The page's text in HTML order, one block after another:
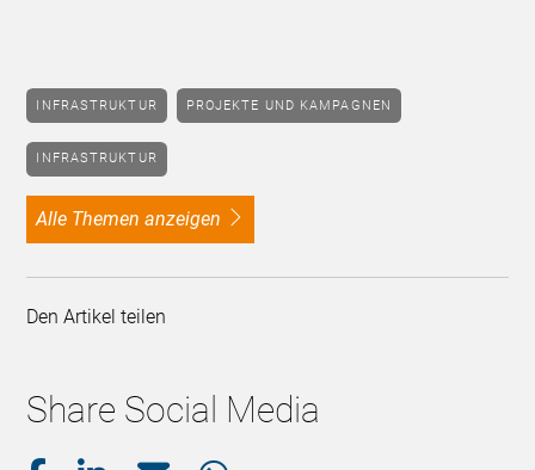
INFRASTRUKTUR PROJEKTE UND KAMPAGNEN
INFRASTRUKTUR
alle Themen anzeigen
Den Artikel teilen
Share Social Media